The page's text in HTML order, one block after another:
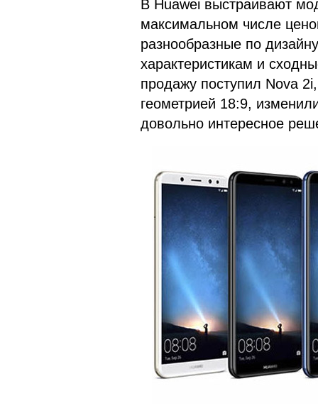
В Huawei выстраивают
максимальном числе
разнообразные по
характеристикам и
продажу поступил Nova
геометрией 18:9,
довольно интересное